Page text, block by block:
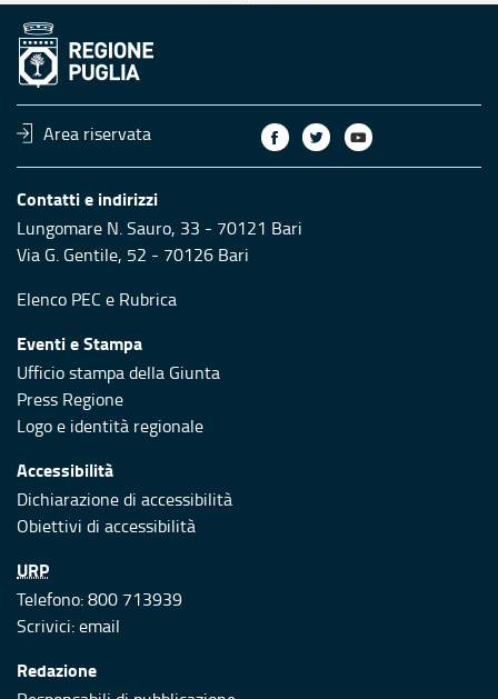
Area riservata
Contatti e indirizzi
Lungomare N. Sauro, 33 - 70121 Bari
Via G. Gentile, 52 - 70126 Bari
Elenco PEC e Rubrica
Eventi e Stampa
Ufficio stampa della Giunta
Press Regione
Logo e identità regionale
Accessibilità
Dichiarazione di accessibilità
Obiettivi di accessibilità
URP
Telefono: 800 713939
Scrivici:email
Redazione